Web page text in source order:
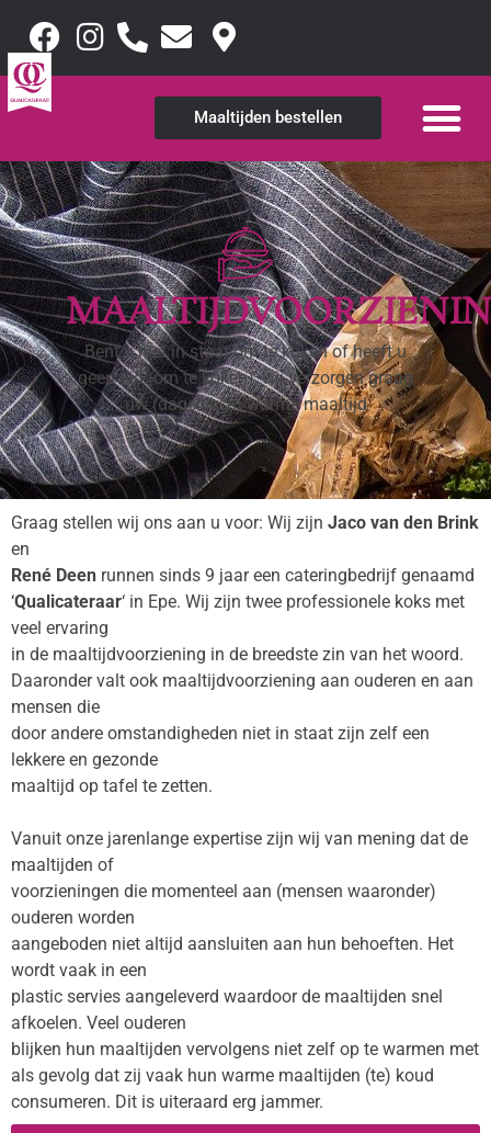
Maaltijden bestellen
Bent u niet in staat om te koken of heeft u
geen tijd (om te koken), wij verzorgen graag
uw (dagelijkse) warme maaltijd
Graag stellen wij ons aan u voor: Wij zijn Jaco van den Brink
en
René Deen runnen sinds 9 jaar een cateringbedrijf genaamd
‘Qualicateraar‘ in Epe. Wij zijn twee professionele koks met
veel ervaring
in de maaltijdvoorziening in de breedste zin van het woord.
Daaronder valt ook maaltijdvoorziening aan ouderen en aan
mensen die
door andere omstandigheden niet in staat zijn zelf een
lekkere en gezonde
maaltijd op tafel te zetten.
Vanuit onze jarenlange expertise zijn wij van mening dat de
maaltijden of
voorzieningen die momenteel aan (mensen waaronder)
ouderen worden
aangeboden niet altijd aansluiten aan hun behoeften. Het
wordt vaak in een
plastic servies aangeleverd waardoor de maaltijden snel
afkoelen. Veel ouderen
blijken hun maaltijden vervolgens niet zelf op te warmen met
als gevolg dat zij vaak hun warme maaltijden (te) koud
consumeren. Dit is uiteraard erg jammer.